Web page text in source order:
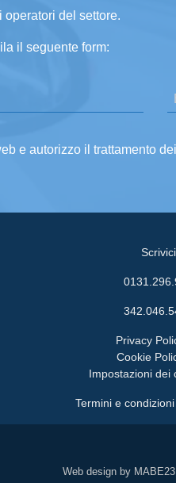
del settore.
il seguente form:
e autorizzo il trattamento
Scrivici
Privacy
Cookie
Impostazioni dei
Termini e
Web design by